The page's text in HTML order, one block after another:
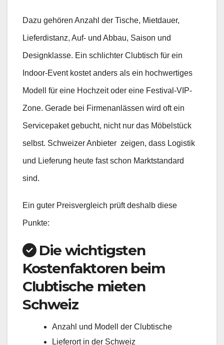
Dazu gehören Anzahl der Tische, Mietdauer,
Lieferdistanz, Auf- und Abbau, Saison und
Designklasse. Ein schlichter Clubtisch für ein
Indoor-Event kostet anders als ein hochwertiges
Modell für eine Hochzeit oder eine Festival-VIP-
Zone. Gerade bei Firmenanlässen wird oft ein
Servicepaket gebucht, nicht nur das Möbelstück
selbst. Schweizer Anbieter zeigen, dass Logistik
und Lieferung heute fast schon Marktstandard
sind.
Ein guter Preisvergleich prüft deshalb diese
Punkte:
Die wichtigsten
Kostenfaktoren beim
Clubtische mieten
Schweiz
Anzahl und Modell der Clubtische
Lieferort in der Schweiz